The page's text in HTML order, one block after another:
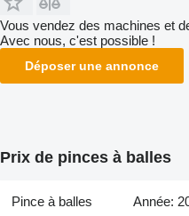
Vous vendez des machines et
Avec nous, c'est possible !
Déposer une annonce
Prix de pinces à balles
Pince à balles Année: